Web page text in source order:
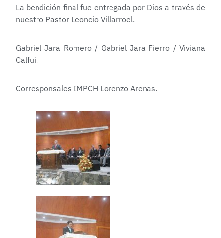
La bendición final fue entregada por Dios a través de
nuestro Pastor Leoncio Villarroel.
Gabriel Jara Romero / Gabriel Jara Fierro / Viviana
Calfui.
Corresponsales IMPCH Lorenzo Arenas.